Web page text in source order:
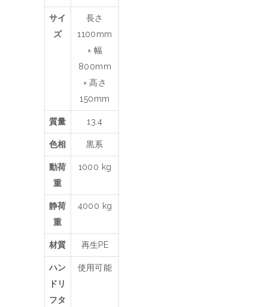
サイ
ズ
長さ
1100mm
× 幅
800mm
× 高さ
150mm
質量 13.4
色相 黒系
動荷
重
1000 kg
静荷
重
4000 kg
材質 再生PE
ハン
ドリ
フタ
使用可能